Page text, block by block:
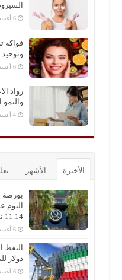
6 أغسطس، 2026
فواكه
وتوحيد
6 أغسطس، 2026
رواد
والنمو
4 أغسطس، 2026
الأخيرة الأشهر
بورصة
اليوم
11.14 نقطة
6 أغسطس، 2026
دولار
6 أغسطس، 2026